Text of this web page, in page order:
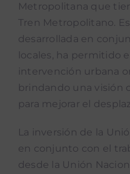
Metropolitana que
Tren Metropolitano.
desarrollada en
locales, ha permitido
intervención urbana
brindando una visión
para mejorar el
La inversión de la
en conjunto con el
desde la Unión